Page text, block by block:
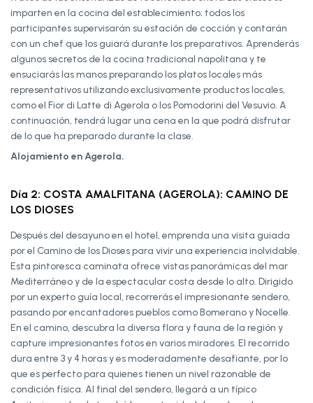
imparten en la cocina del establecimiento; todos los
participantes supervisarán su estación de cocción y contarán
con un chef que los guiará durante los preparativos. Aprenderás
algunos secretos de la cocina tradicional napolitana y te
ensuciarás las manos preparando los platos locales más
representativos utilizando exclusivamente productos locales,
como el Fior di Latte di Agerola o los Pomodorini del Vesuvio. A
continuación, tendrá lugar una cena en la que podrá disfrutar
de lo que ha preparado durante la clase.
Alojamiento en Agerola.
Día 2: COSTA AMALFITANA (AGEROLA): CAMINO DE
LOS DIOSES
Después del desayuno en el hotel, emprenda una visita guiada
por el Camino de los Dioses para vivir una experiencia inolvidable.
Esta pintoresca caminata ofrece vistas panorámicas del mar
Mediterráneo y de la espectacular costa desde lo alto. Dirigido
por un experto guía local, recorrerás el impresionante sendero,
pasando por encantadores pueblos como Bomerano y Nocelle.
En el camino, descubra la diversa flora y fauna de la región y
capture impresionantes fotos en varios miradores. El recorrido
dura entre 3 y 4 horas y es moderadamente desafiante, por lo
que es perfecto para quienes tienen un nivel razonable de
condición física. Al final del sendero, llegará a un típico